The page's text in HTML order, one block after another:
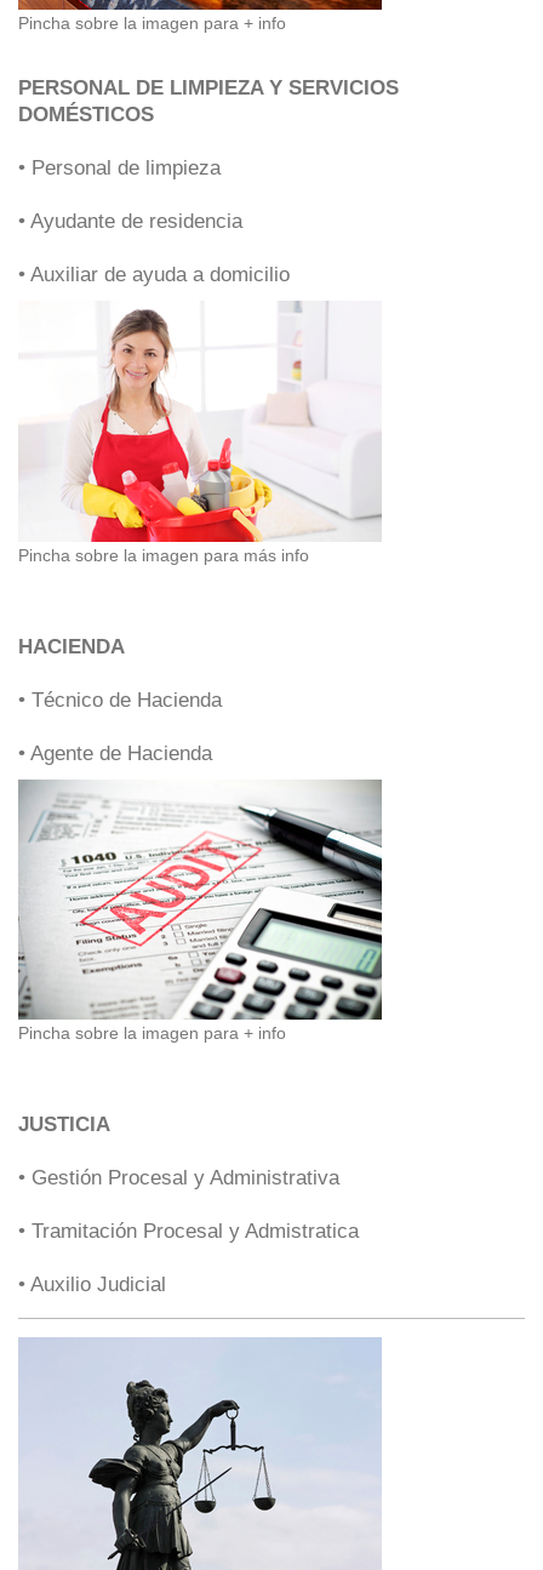
Pincha sobre la imagen para + info
PERSONAL DE LIMPIEZA Y SERVICIOS
DOMÉSTICOS
• Personal de limpieza
• Ayudante de residencia
• Auxiliar de ayuda a domicilio
Pincha sobre la imagen para más info
HACIENDA
• Técnico de Hacienda
• Agente de Hacienda
Pincha sobre la imagen para + info
JUSTICIA
• Gestión Procesal y Administrativa
• Tramitación Procesal y Admistratica
• Auxilio Judicial